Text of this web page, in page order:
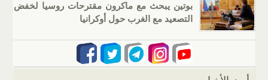
بوتين يبحث مع ماكرون مقترحات روسيا لخفض
التصعيد مع الغرب حول أوكرانيا